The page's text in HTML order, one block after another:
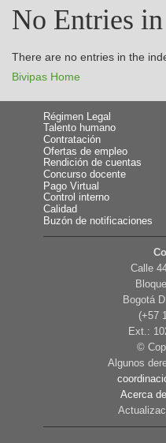
No Entries
There are no entries in the
Bivipas Home
Régimen Legal
Talento humano
Contratación
Ofertas de empleo
Rendición de cuentas
Concurso docente
Pago Virtual
Control interno
Calidad
Buzón de notificaciones
Calle
Bogotá
(+57
Ext.:
©
Algunos
Acerca